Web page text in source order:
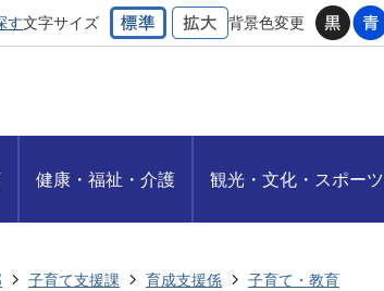
す文字サイズ 背景色変更
健康・福祉・介護 観光・文化・スポーツ
子育て支援課 育成支援係
子育て・教育